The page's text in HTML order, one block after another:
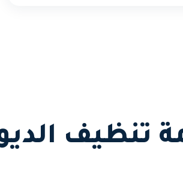
تنظيف